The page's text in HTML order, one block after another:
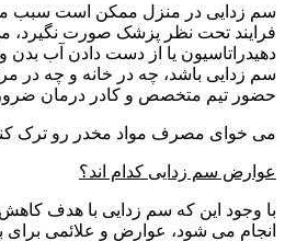
سم زدایی در منزل ممکن است سبب
فرایند تحت نظر پزشک صورت نگیرد،
دهیدراتاسیون یا از دست دادن آب
سم زدایی باشد، چه در خانه و چه در
حضور تیم متخصص و کادر درمان
می خوای مصرف مواد مخدر رو ترک
عوارض سم زدایی کدام اند؟
با وجود این که سم زدایی با هدف
انجام می شود، عوارض و علائمی برای